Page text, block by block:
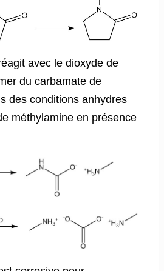
avec le dioxyde de
du carbamate de
des conditions anhydres
méthylamine en présence